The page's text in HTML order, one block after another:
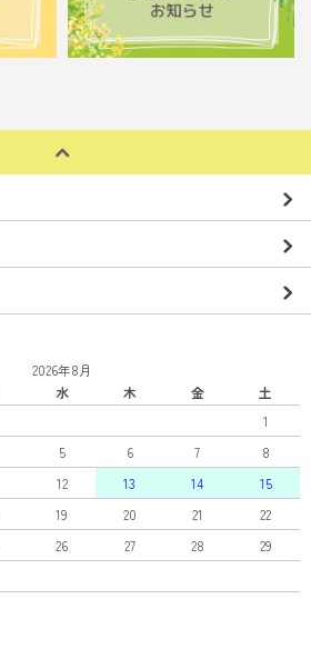
2026年8月
水 木 金
土
1
5 6 7
8
12 13 14
15
19 20 21
22
26 27 28
29